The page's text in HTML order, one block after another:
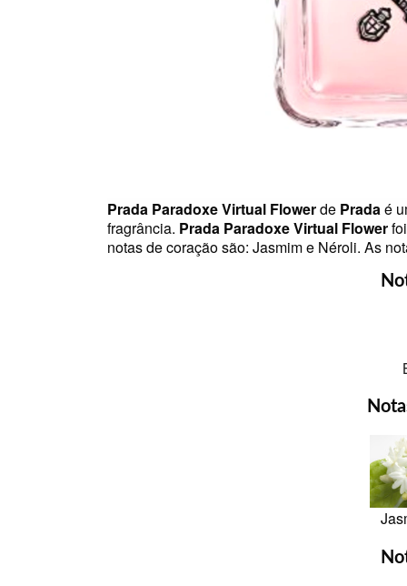
Prada Paradoxe Virtual Flowerde Pradaé
fragrância. Prada Paradoxe Virtual Flower
notas de coração são: Jasmim e Néroli. As